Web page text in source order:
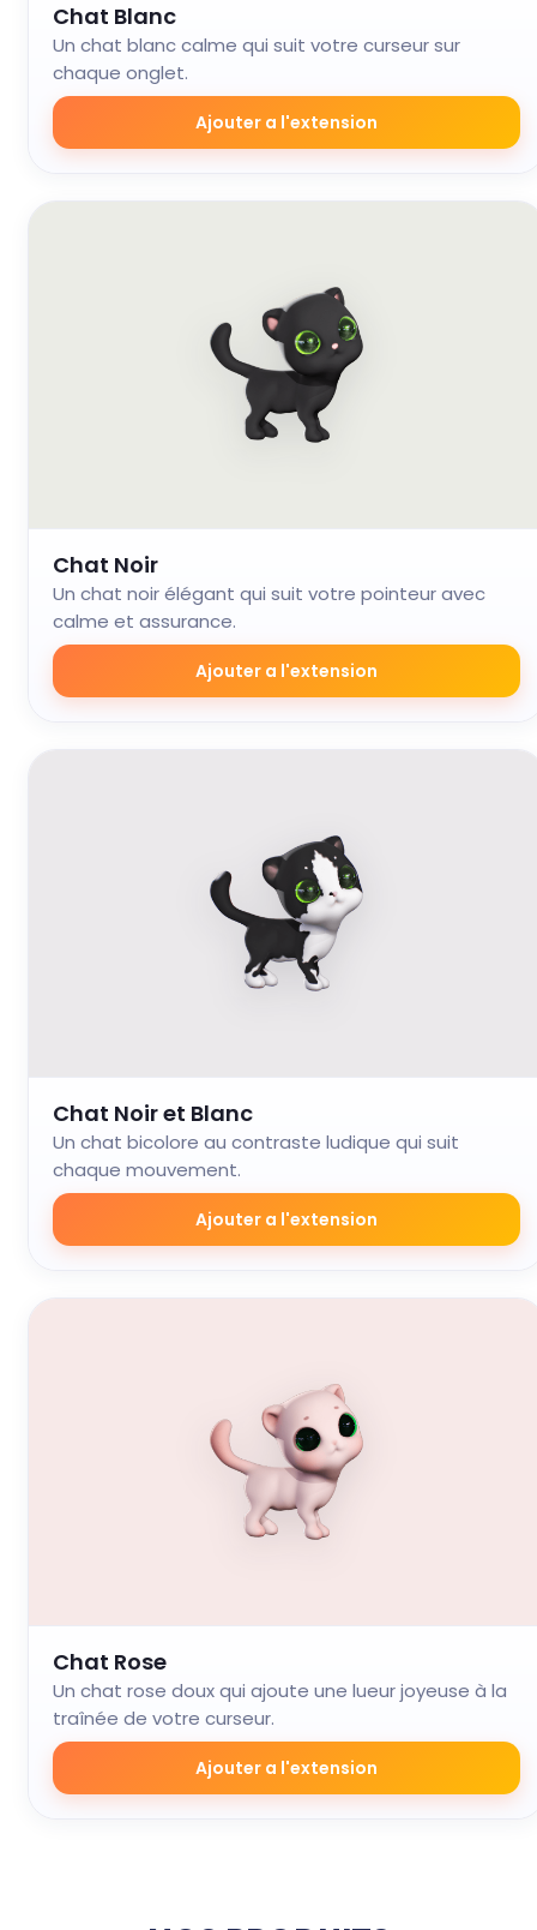
Chat Blanc
Un chat blanc calme qui suit votre curseur sur
chaque onglet.
Ajouter a l'extension
Chat Noir
Un chat noir élégant qui suit votre pointeur avec
calme et assurance.
Ajouter a l'extension
Chat Noir et Blanc
Un chat bicolore au contraste ludique qui suit
chaque mouvement.
Ajouter a l'extension
Chat Rose
Un chat rose doux qui ajoute une lueur joyeuse à la
traînée de votre curseur.
Ajouter a l'extension